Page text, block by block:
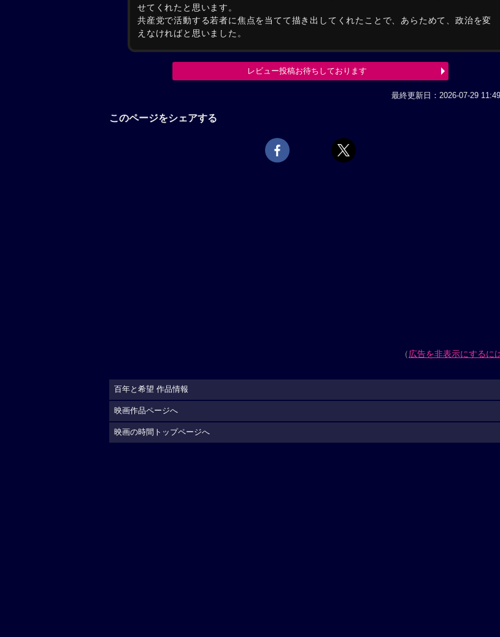
せてくれたと思います。
共産党で活動する若者に焦点を当てて描き出してくれたことで、あらためて、政治を変
えなければと思いました。
レビュー投稿お待ちしております
最終更新日：2026-07-29
このページをシェアする
（広告を非表示にするに
百年と希望 作品情報
映画作品ページへ
映画の時間トップページへ